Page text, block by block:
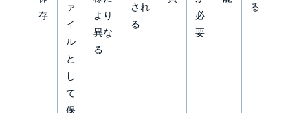
存
ァ
イ
ル
と
し
て
保
より
異な
る
され
る
必
要
る